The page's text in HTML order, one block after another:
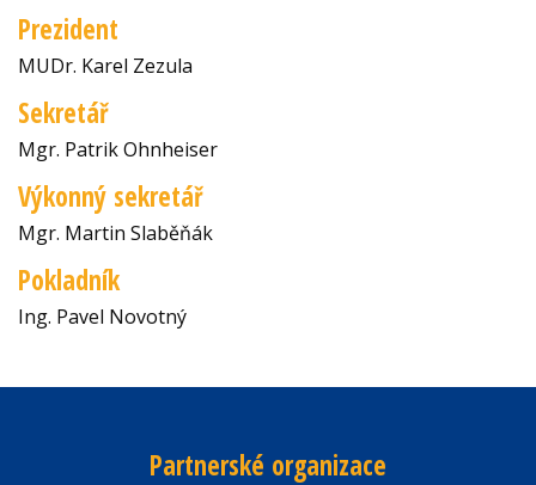
Prezident
MUDr. Karel Zezula
Sekretář
Mgr. Patrik Ohnheiser
Výkonný sekretář
Mgr. Martin Slaběňák
Pokladník
Ing. Pavel Novotný
Partnerské organizace